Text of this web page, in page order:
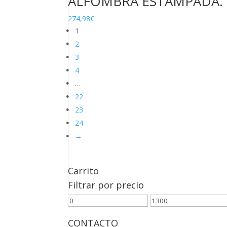
274,98€
1
2
3
4
…
22
23
24
→
Carrito
Filtrar por precio
Precio
Precio
CONTACTO